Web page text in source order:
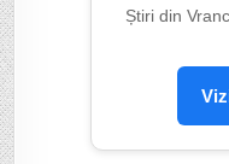
Știri din